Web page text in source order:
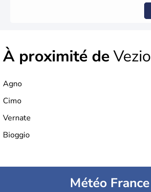
À proximité deVezio
Agno
Cimo
Vernate
Bioggio
Météo France